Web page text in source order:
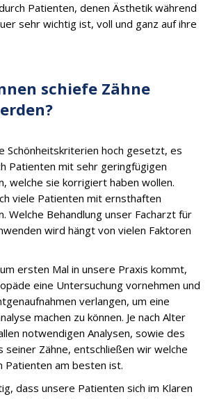
Patienten, denen Ästhetik während
sehr wichtig ist, voll und ganz auf ihre
schiefe Zähne
Schönheitskriterien hoch gesetzt, es
Patienten mit sehr geringfügigen
welche sie korrigiert haben wollen.
viele Patienten mit ernsthaften
Welche Behandlung unser Facharzt für
wird hängt von vielen Faktoren
ersten Mal in unsere Praxis kommt,
eine Untersuchung vornehmen und
verlangen, um eine
machen zu können. Je nach Alter
notwendigen Analysen, sowie des
seiner Zähne, entschließen wir welche
Patienten am besten ist.
dass unsere Patienten sich im Klaren